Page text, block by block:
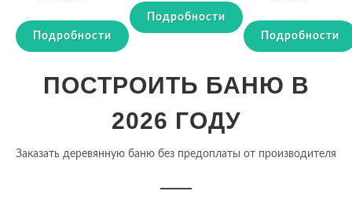
Подробности
Подробности
Подробности
ПОСТРОИТЬ БАНЮ В
2026 ГОДУ
Заказать деревянную баню без предоплаты от производителя